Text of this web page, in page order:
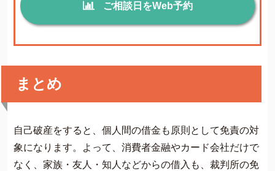
ご相談日をWeb予約
まとめ
自己破産をすると、個人間の借金も原則として免責の対
象になります。よって、消費者金融やカード会社だけで
なく、家族・友人・知人などからの借入も、裁判所の免